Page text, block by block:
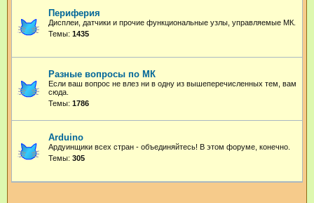
Периферия
Дисплеи, датчики и прочие функциональные узлы, управляемые МК.
Темы: 1435
Разные вопросы по МК
Если ваш вопрос не влез ни в одну из вышеперечисленных тем, вам
сюда.
Темы: 1786
Arduino
Ардуинщики всех стран - объединяйтесь! В этом форуме, конечно.
Темы: 305